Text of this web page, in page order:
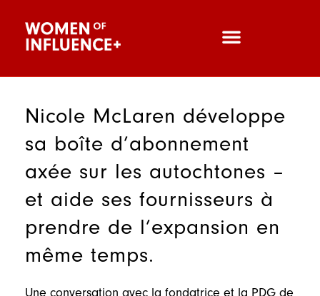
Nicole McLaren développe
sa boîte d’abonnement
axée sur les autochtones –
et aide ses fournisseurs à
prendre de l’expansion en
même temps.
Une conversation avec la fondatrice et la PDG de